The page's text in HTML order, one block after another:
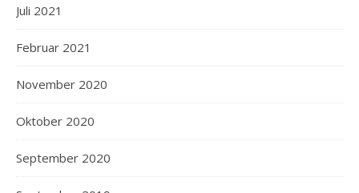
Juli 2021
Februar 2021
November 2020
Oktober 2020
September 2020